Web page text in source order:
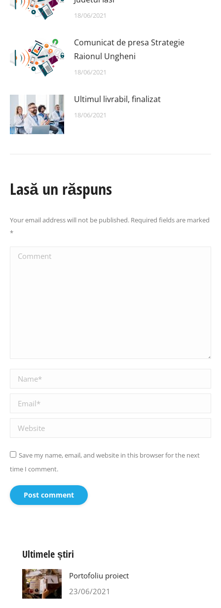
18/06/2021
Comunicat de presa Strategie
Raionul Ungheni
18/06/2021
Ultimul livrabil, finalizat
18/06/2021
Lasă un răspuns
Your email address will not be published. Required fields are marked
*
Comment
Name *
Email *
Website
Save my name, email, and website in this browser for the next
time I comment.
Post comment
Ultimele știri
Portofoliu proiect
23/06/2021